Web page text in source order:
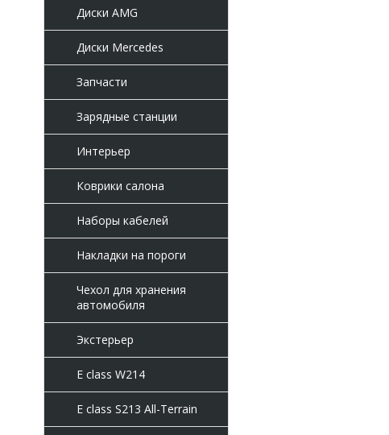
Диски AMG
Диски Mercedes
Запчасти
Зарядные станции
Интерьер
Коврики салона
Наборы кабелей
Накладки на пороги
Чехол для хранения
автомобиля
Экстерьер
E class W214
E class S213 All-Terrain